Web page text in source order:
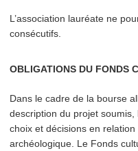
L’as­so­ci­a­tion lauréate ne
consécutifs.
OBLIGATIONS DU FONDS
Dans le cadre de la bourse
description du projet soumis,
choix et décisions en
archéologique. Le Fonds